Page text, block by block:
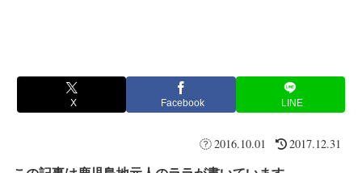
X Facebook LINE
2016.10.01 2017.12.31